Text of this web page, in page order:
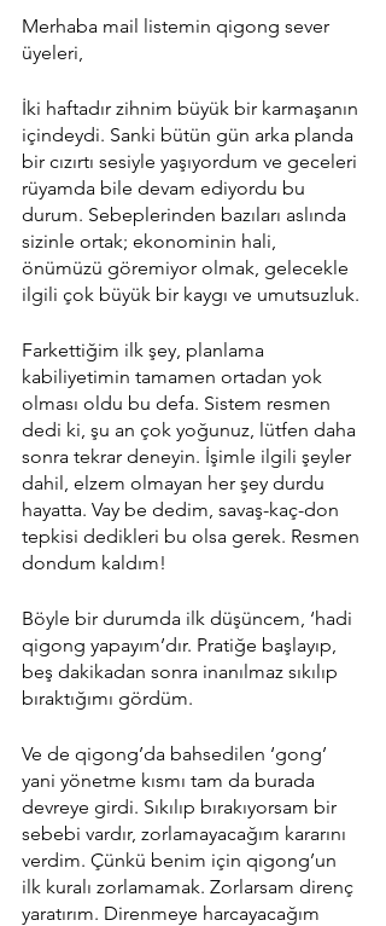
Merhaba mail listemin qigong sever
üyeleri,
İki haftadır zihnim büyük bir karmaşanın
içindeydi. Sanki bütün gün arka planda
bir cızırtı sesiyle yaşıyordum ve geceleri
rüyamda bile devam ediyordu bu
durum. Sebeplerinden bazıları aslında
sizinle ortak; ekonominin hali,
önümüzü göremiyor olmak, gelecekle
ilgili çok büyük bir kaygı ve umutsuzluk.
Farkettiğim ilk şey, planlama
kabiliyetimin tamamen ortadan yok
olması oldu bu defa. Sistem resmen
dedi ki, şu an çok yoğunuz, lütfen daha
sonra tekrar deneyin. İşimle ilgili şeyler
dahil, elzem olmayan her şey durdu
hayatta. Vay be dedim, savaş-kaç-don
tepkisi dedikleri bu olsa gerek. Resmen
dondum kaldım!
Böyle bir durumda ilk düşüncem, ‘hadi
qigong yapayım’dır. Pratiğe başlayıp,
beş dakikadan sonra inanılmaz sıkılıp
bıraktığımı gördüm.
Ve de qigong’da bahsedilen ‘gong’
yani yönetme kısmı tam da burada
devreye girdi. Sıkılıp bırakıyorsam bir
sebebi vardır, zorlamayacağım kararını
verdim. Çünkü benim için qigong’un
ilk kuralı zorlamamak. Zorlarsam direnç
yaratırım. Direnmeye harcayacağım